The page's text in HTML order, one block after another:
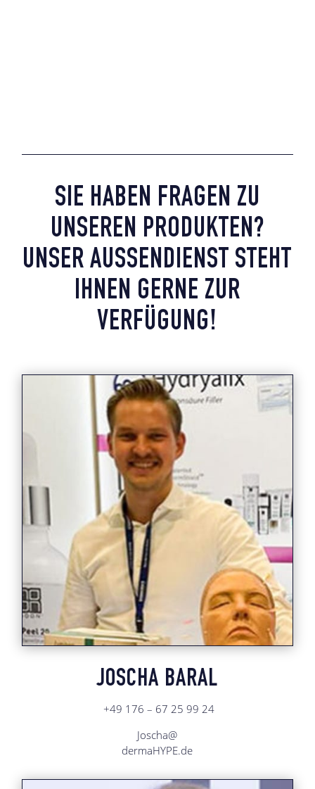
SIE HABEN FRAGEN ZU
UNSEREN PRODUKTEN?
UNSER AUSSENDIENST STEHT I
HNEN GERNE ZUR V
ERFÜGUNG!
JOSCHA BARAL
+49 176 – 67 25 99 24
Joscha@
dermaHYPE.de